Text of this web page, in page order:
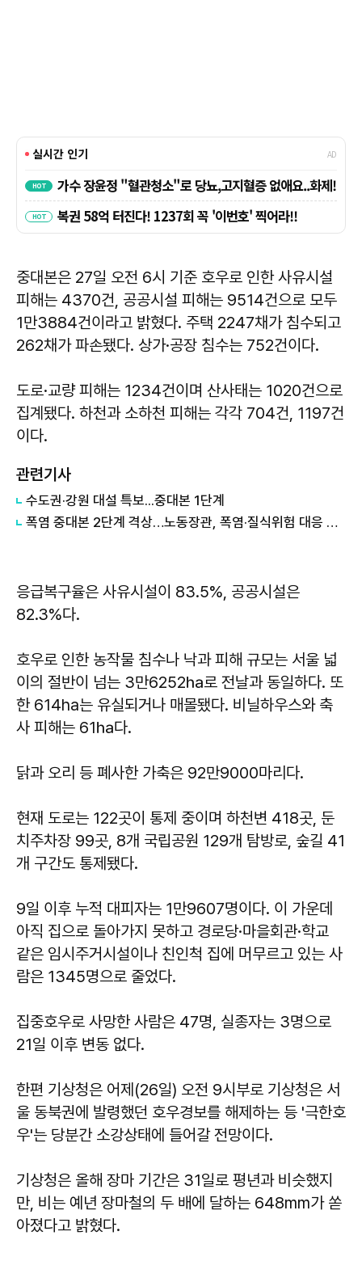
중대본은 27일 오전 6시 기준 호우로 인한 사유시설
피해는 4370건, 공공시설 피해는 9514건으로 모두
1만3884건이라고 밝혔다. 주택 2247채가 침수되고
262채가 파손됐다. 상가·공장 침수는 752건이다.
도로·교량 피해는 1234건이며 산사태는 1020건으로
집계됐다. 하천과 소하천 피해는 각각 704건, 1197건
이다.
관련기사
수도권·강원 대설 특보...중대본 1단계
폭염 중대본 2단계 격상…노동장관, 폭염·질식위험 대응 강화 지시
응급복구율은 사유시설이 83.5%, 공공시설은
82.3%다.
호우로 인한 농작물 침수나 낙과 피해 규모는 서울 넓
이의 절반이 넘는 3만6252㏊로 전날과 동일하다. 또
한 614ha는 유실되거나 매몰됐다. 비닐하우스와 축
사 피해는 61㏊다.
닭과 오리 등 폐사한 가축은 92만9000마리다.
현재 도로는 122곳이 통제 중이며 하천변 418곳, 둔
치주차장 99곳, 8개 국립공원 129개 탐방로, 숲길 41
개 구간도 통제됐다.
9일 이후 누적 대피자는 1만9607명이다. 이 가운데
아직 집으로 돌아가지 못하고 경로당·마을회관·학교
같은 임시주거시설이나 친인척 집에 머무르고 있는 사
람은 1345명으로 줄었다.
집중호우로 사망한 사람은 47명, 실종자는 3명으로
21일 이후 변동 없다.
한편 기상청은 어제(26일) 오전 9시부로 기상청은 서
울 동북권에 발령했던 호우경보를 해제하는 등 '극한호
우'는 당분간 소강상태에 들어갈 전망이다.
기상청은 올해 장마 기간은 31일로 평년과 비슷했지
만, 비는 예년 장마철의 두 배에 달하는 648mm가 쏟
아졌다고 밝혔다.